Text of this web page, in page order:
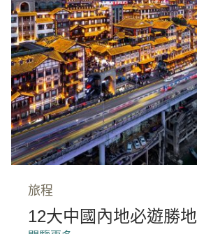
旅程
12大中國內地必遊勝地